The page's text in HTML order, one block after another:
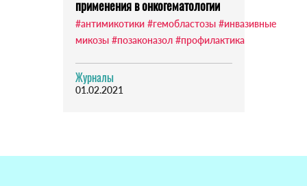
применения в онкогематологии
#антимикотики #гемобластозы #инвазивные
микозы #позаконазол #профилактика
Журналы
01.02.2021